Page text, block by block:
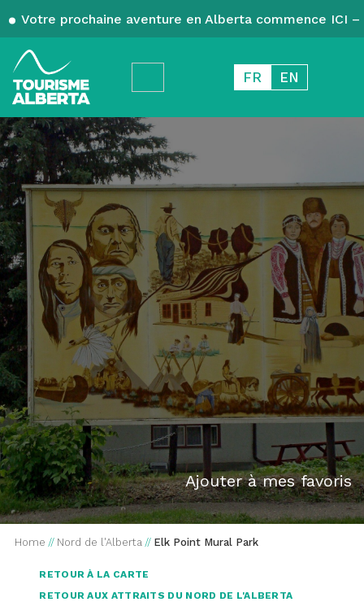
Votre prochaine aventure en Alberta commence ICI
FR EN
Ajouter à mes favoris
Home // Nord de l'Alberta // Elk Point Mural Park
RETOUR À LA CARTE
RETOUR AUX ATTRAITS DU NORD DE L'ALBERTA